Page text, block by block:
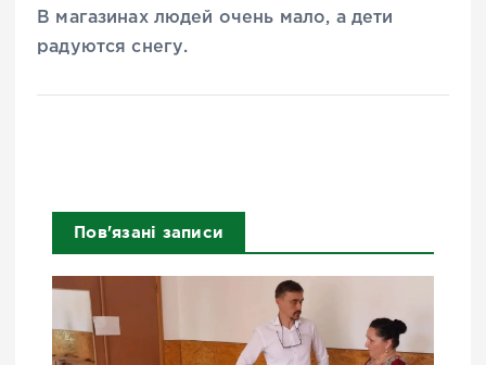
В магазинах людей очень мало, а дети
радуются снегу.
Пов'язані записи